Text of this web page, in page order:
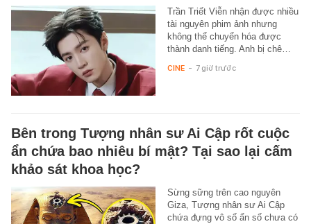
Trần Triết Viễn nhận được nhiều
tài nguyên phim ảnh nhưng
không thể chuyển hóa được
thành danh tiếng. Anh bị chê…
CINE - 7 giờ trước
Bên trong Tượng nhân sư Ai Cập rốt cuộc
ẩn chứa bao nhiêu bí mật? Tại sao lại cấm
khảo sát khoa học?
Sừng sững trên cao nguyên
Giza, Tượng nhân sư Ai Cập
chứa đựng vô số ẩn số chưa có